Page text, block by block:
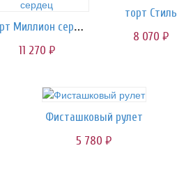
Торт Миллион сердец
11 270 руб.
торт Стиль
8 070 руб.
Фисташковый рулет
5 780 руб.